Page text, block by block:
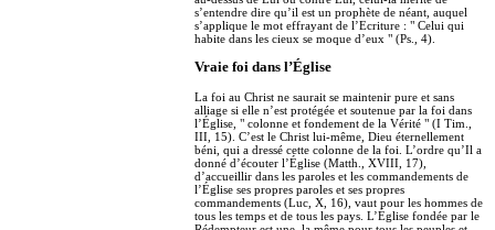
s’entendre dire qu’il est un prophète de néant, auquel
s’applique le mot effrayant de l’Ecriture : " Celui qui
habite dans les cieux se moque d’eux " (Ps., 4).
Vraie foi dans l’Église
La foi au Christ ne saurait se maintenir pure et sans
alliage si elle n’est protégée et soutenue par la foi dans
l’Église, " colonne et fondement de la Vérité " (I Tim.,
III, 15). C’est le Christ lui-même, Dieu éternellement
béni, qui a dressé cette colonne de la foi. L’ordre qu’Il a
donné d’écouter l’Église (Matth., XVIII, 17),
d’accueillir dans les paroles et les commandements de
l’Église ses propres paroles et ses propres
commandements (Luc, X, 16), vaut pour les hommes de
tous les temps et de tous les pays. L’Église fondée par le